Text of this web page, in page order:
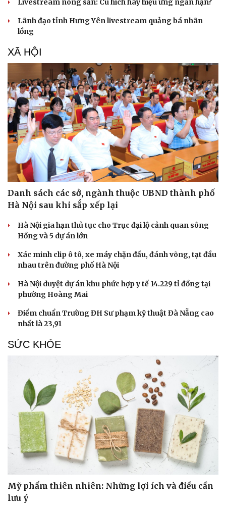
Du lịch
Tư vấn
Săn Tour
check-in
Podcast
Câu chuyện thời sự
Đọc truyện đêm khuya
Cửa sổ tình yêu
Kể chuyện cho bé
Hạt giống tâm hồn
Livestream nông sản: Cú hích hay hiệu ứng ngắn hạn?
Lãnh đạo tỉnh Hưng Yên livestream quảng bá nhãn
lồng
XÃ HỘI
Danh sách các sở, ngành thuộc UBND thành phố
Hà Nội sau khi sắp xếp lại
Hà Nội gia hạn thủ tục cho Trục đại lộ cảnh quan sông
Hồng và 5 dự án lớn
Xác minh clip ô tô, xe máy chặn đầu, đánh võng, tạt đầu
nhau trên đường phố Hà Nội
Hà Nội duyệt dự án khu phức hợp y tế 14.229 tỉ đồng tại
phường Hoàng Mai
Điểm chuẩn Trường ĐH Sư phạm kỹ thuật Đà Nẵng cao
nhất là 23,91
SỨC KHỎE
Mỹ phẩm thiên nhiên: Những lợi ích và điều cần
lưu ý